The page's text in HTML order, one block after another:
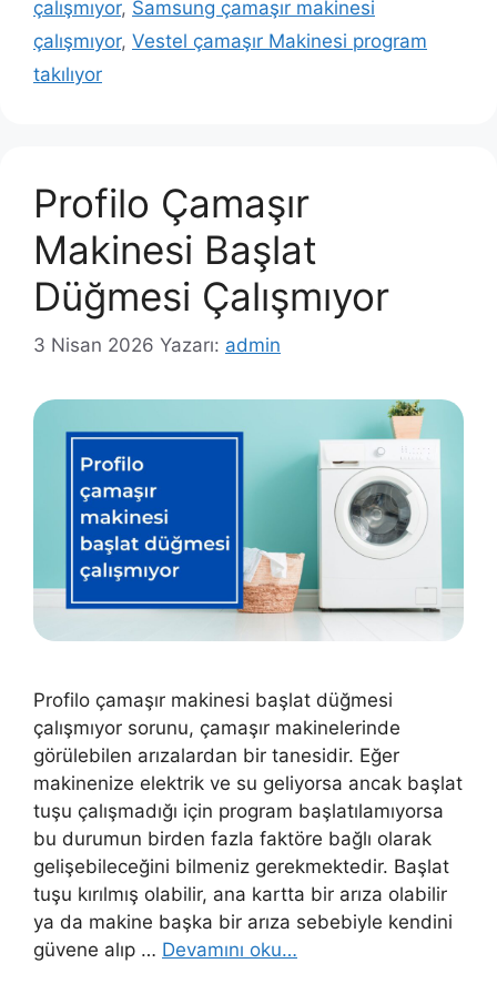
çalışmıyor, Samsung çamaşır makinesi
çalışmıyor, Vestel çamaşır Makinesi program
takılıyor
Profilo Çamaşır
Makinesi Başlat
Düğmesi Çalışmıyor
3 Nisan 2026 Yazarı: admin
Profilo çamaşır makinesi başlat düğmesi
çalışmıyor sorunu, çamaşır makinelerinde
görülebilen arızalardan bir tanesidir. Eğer
makinenize elektrik ve su geliyorsa ancak başlat
tuşu çalışmadığı için program başlatılamıyorsa
bu durumun birden fazla faktöre bağlı olarak
gelişebileceğini bilmeniz gerekmektedir. Başlat
tuşu kırılmış olabilir, ana kartta bir arıza olabilir
ya da makine başka bir arıza sebebiyle kendini
güvene alıp … Devamını oku…